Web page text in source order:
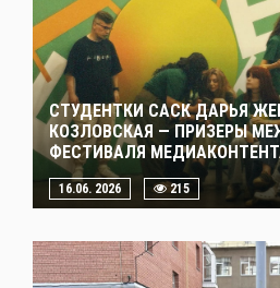
СТУДЕНТКИ САСК ДАРЬЯ
КОЗЛОВСКАЯ — ПРИЗЕРЫ
ФЕСТИВАЛЯ
16.06. 2026 215